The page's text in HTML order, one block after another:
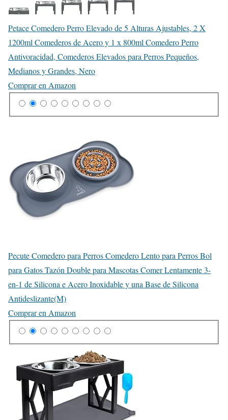
Petace Comedero Perro Elevado de 5 Alturas Ajustables, 2 X
1200ml Comederos de Acero y 1 x 800ml Comedero Perro
Antivoracidad, Comederos Elevados para Perros Pequeños,
Medianos y Grandes, Nero
Comprar en Amazon
Pecute Comedero para Perros Comedero Lento para Perros Bol
para Gatos Tazón Double para Mascotas Comer Lentamente 3-
en-1 de Silicona e Acero Inoxidable y una Base de Silicona
Antideslizante(M)
Comprar en Amazon